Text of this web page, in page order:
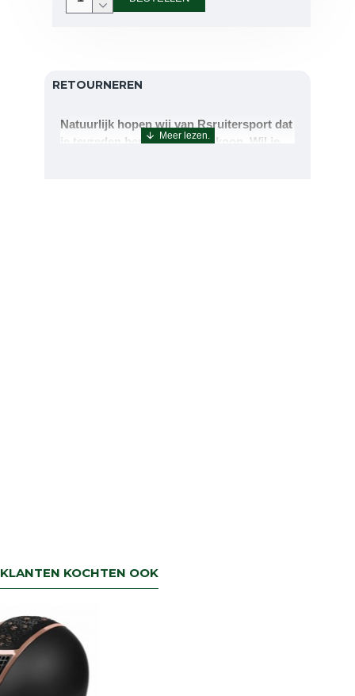
RETOURNEREN
Natuurlijk hopen wij van Rsruitersport dat
je tevreden bent met uw aankoop. Wil je
KLANTEN KOCHTEN OOK